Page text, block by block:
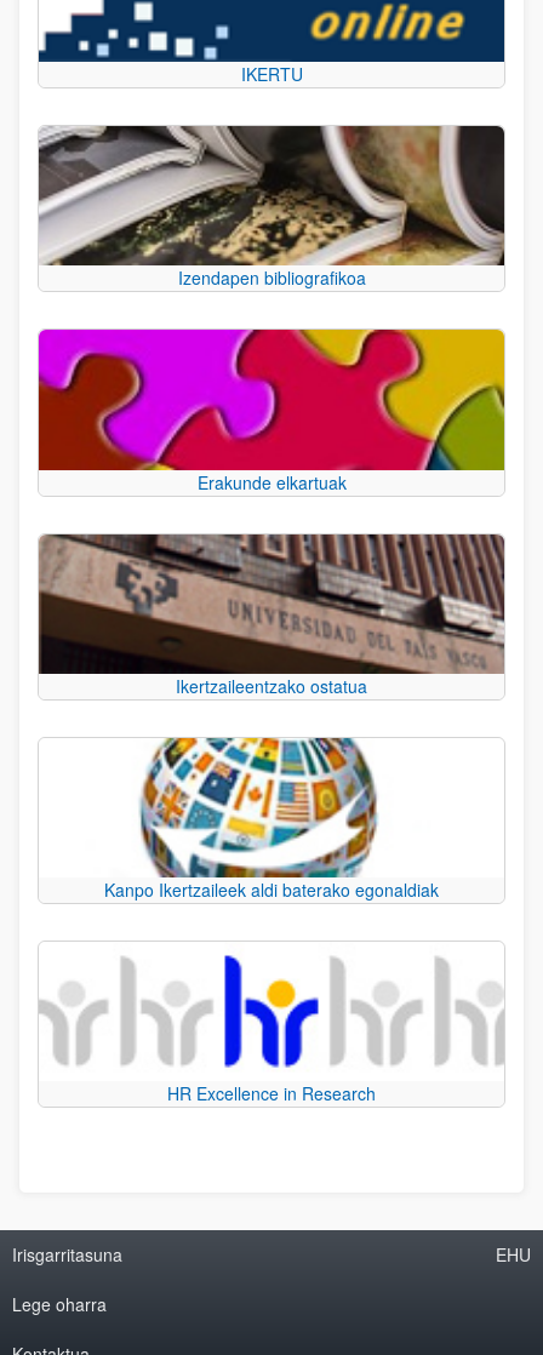
IKERTU
Izendapen bibliografikoa
Erakunde elkartuak
Ikertzaileentzako ostatua
Kanpo Ikertzaileek aldi baterako egonaldiak
HR Excellence in Research
Irisgarritasuna
Lege oharra
EHU